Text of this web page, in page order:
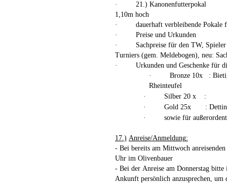
·
21.) Kanonenfutterpokal
1,10m hoch
·
dauerhaft verbleibende Pokale
·
Preise und Urkunden
·
Sachpreise für den TW,
Turniers (gem. Meldebogen), neu:
·
Urkunden und Geschenke für
·
Bronze 10x :
Rheinteufel
·
Silber 20 x
:
·
Gold 25x
:
·
sowie für
17.) Anreise/Anmeldung:
- Bei bereits am Mittwoch
Uhr im Olivenbauer
- Bei der Anreise am Donnerstag bitte
Ankunft persönlich anzusprechen, um